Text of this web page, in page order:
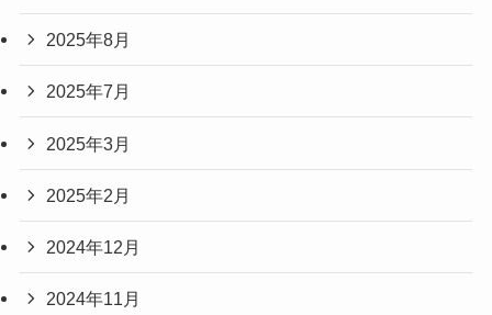
2025年8月
2025年7月
2025年3月
2025年2月
2024年12月
2024年11月